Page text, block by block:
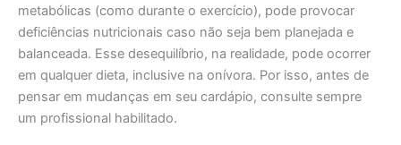
metabólicas (como durante o exercício), pode provocar
deficiências nutricionais caso não seja bem planejada e
balanceada. Esse desequilíbrio, na realidade, pode ocorrer
em qualquer dieta, inclusive na onívora. Por isso, antes de
pensar em mudanças em seu cardápio, consulte sempre
um profissional habilitado.